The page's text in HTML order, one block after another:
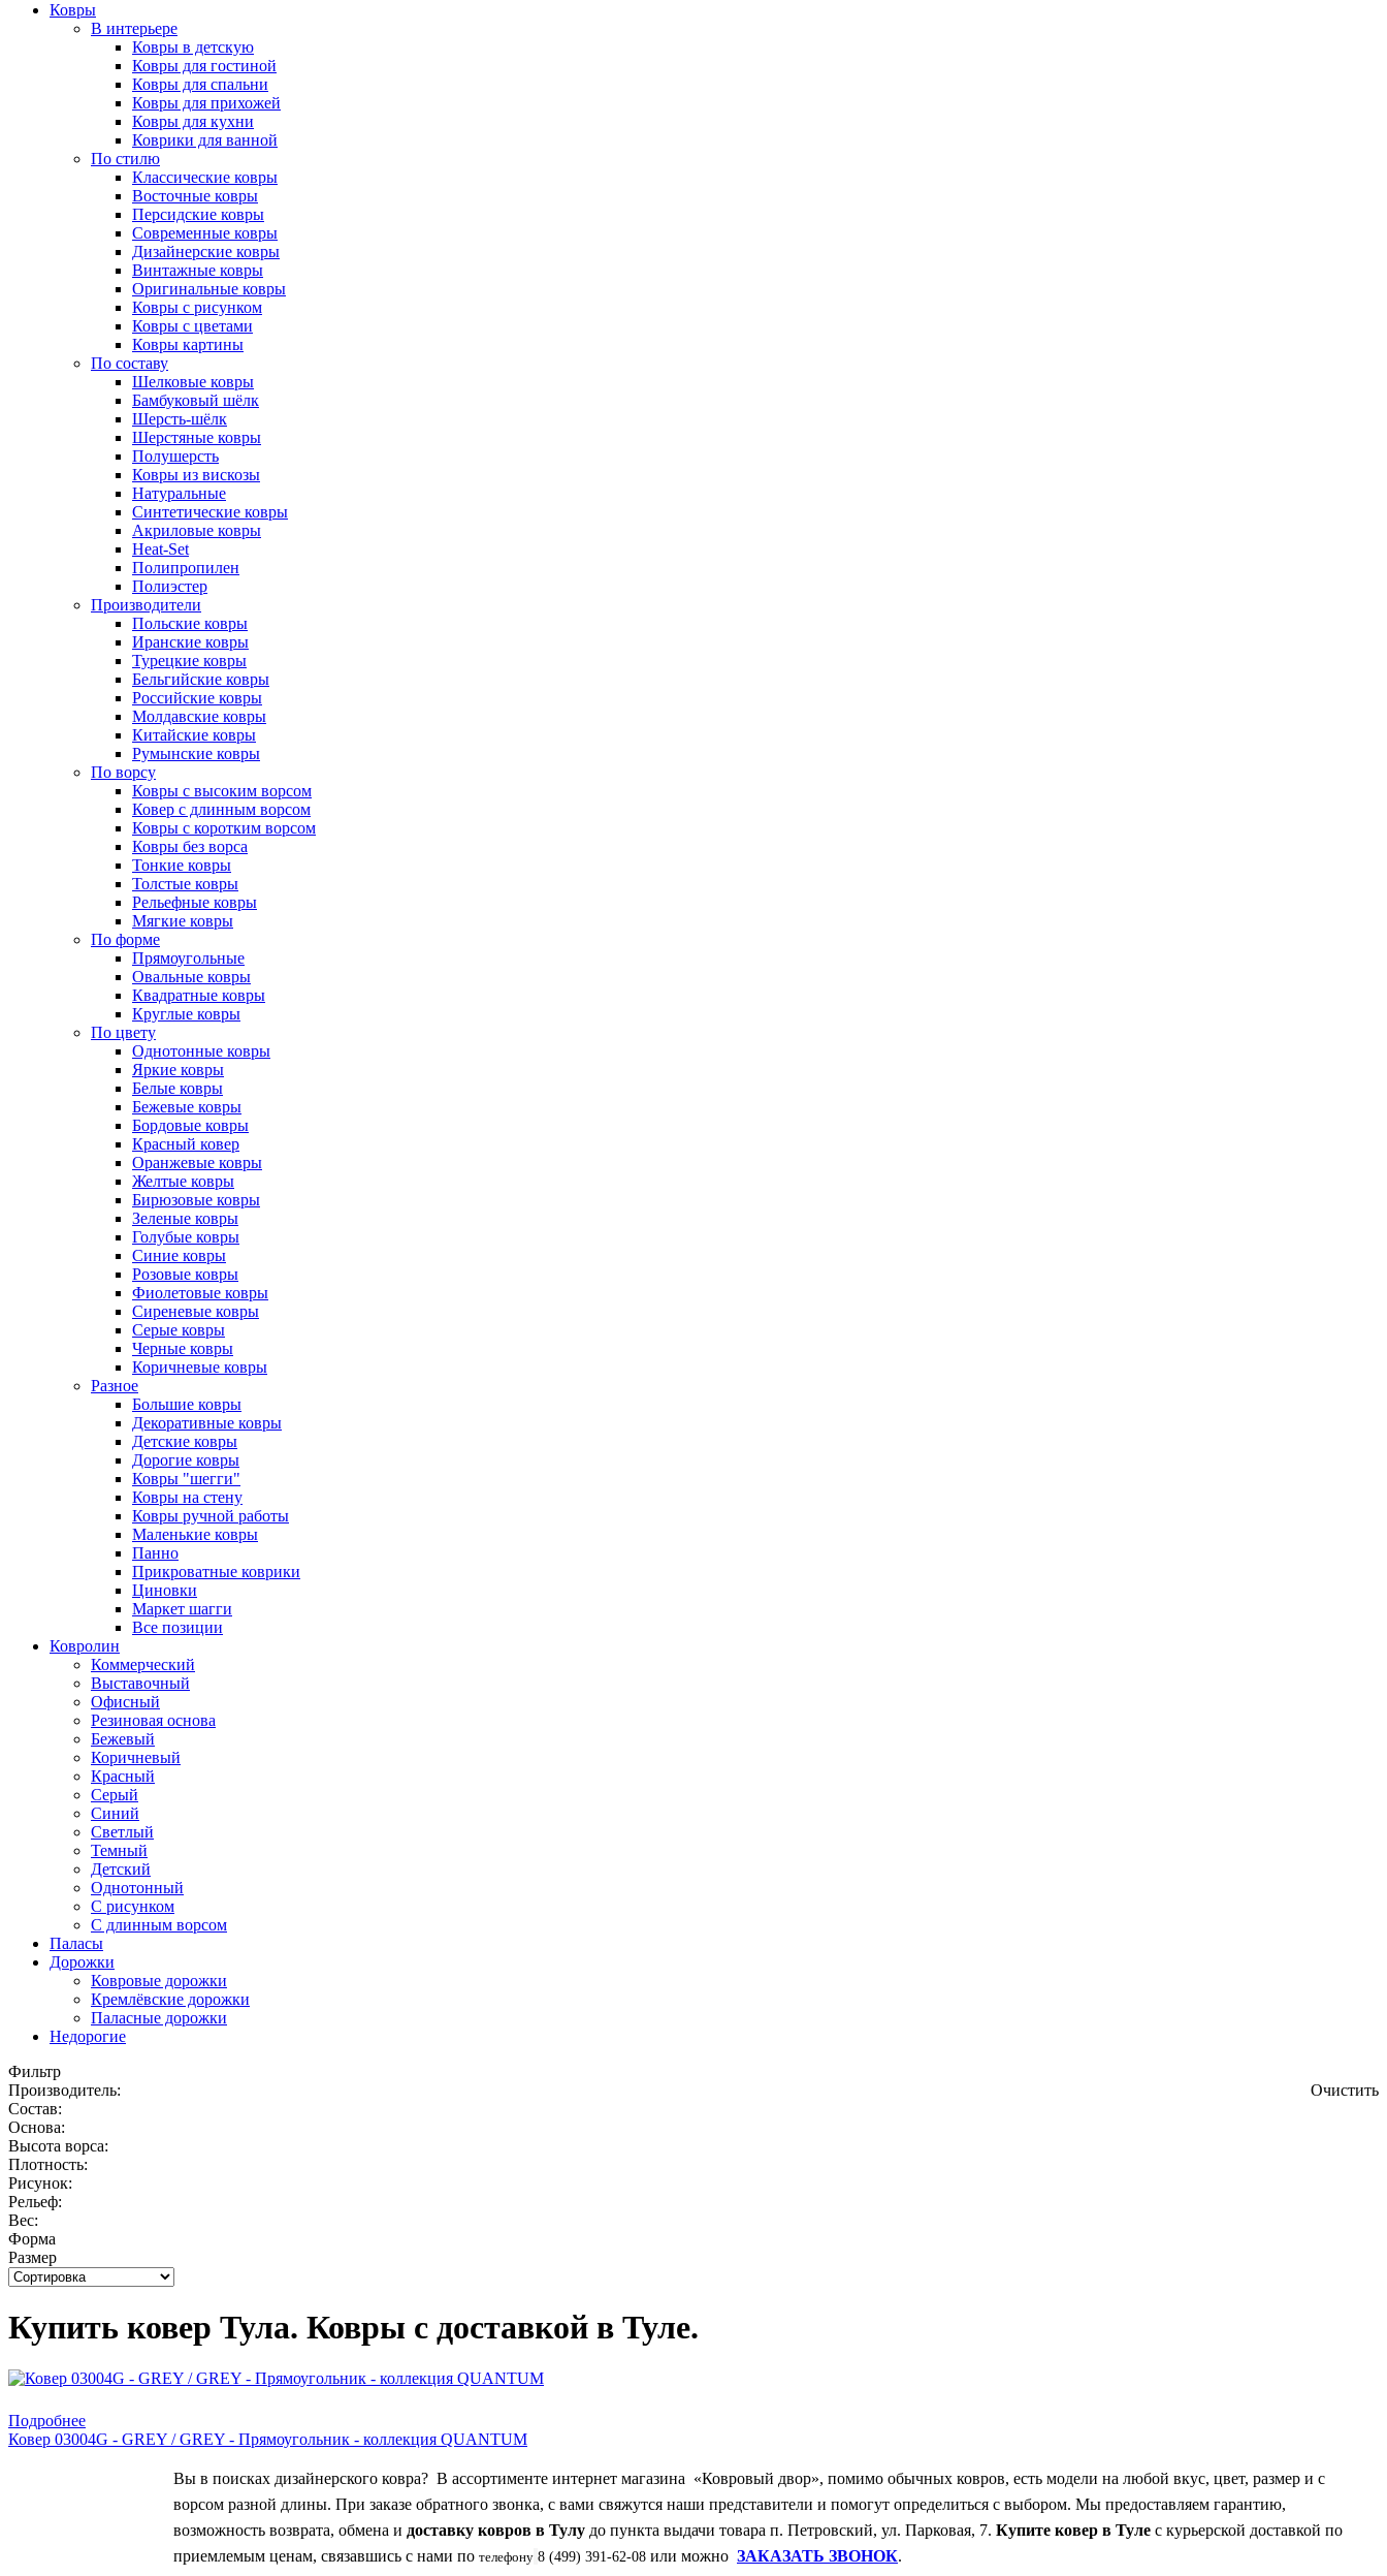
Ковры
В интерьере
Ковры в детскую
Ковры для гостиной
Ковры для спальни
Ковры для прихожей
Ковры для кухни
Коврики для ванной
По стилю
Классические ковры
Восточные ковры
Персидские ковры
Современные ковры
Дизайнерские ковры
Винтажные ковры
Оригинальные ковры
Ковры с рисунком
Ковры с цветами
Ковры картины
По составу
Шелковые ковры
Бамбуковый шёлк
Шерсть-шёлк
Шерстяные ковры
Полушерсть
Ковры из вискозы
Натуральные
Синтетические ковры
Акриловые ковры
Heat-Set
Полипропилен
Полиэстер
Производители
Польские ковры
Иранские ковры
Турецкие ковры
Бельгийские ковры
Российские ковры
Молдавские ковры
Китайские ковры
Румынские ковры
По ворсу
Ковры с высоким ворсом
Ковер с длинным ворсом
Ковры с коротким ворсом
Ковры без ворса
Тонкие ковры
Толстые ковры
Рельефные ковры
Мягкие ковры
По форме
Прямоугольные
Овальные ковры
Квадратные ковры
Круглые ковры
По цвету
Однотонные ковры
Яркие ковры
Белые ковры
Бежевые ковры
Бордовые ковры
Красный ковер
Оранжевые ковры
Желтые ковры
Бирюзовые ковры
Зеленые ковры
Голубые ковры
Синие ковры
Розовые ковры
Фиолетовые ковры
Сиреневые ковры
Серые ковры
Черные ковры
Коричневые ковры
Разное
Большие ковры
Декоративные ковры
Детские ковры
Дорогие ковры
Ковры "шегги"
Ковры на стену
Ковры ручной работы
Маленькие ковры
Панно
Прикроватные коврики
Циновки
Маркет шагги
Все позиции
Ковролин
Коммерческий
Выставочный
Офисный
Резиновая основа
Бежевый
Коричневый
Красный
Серый
Синий
Светлый
Темный
Детский
Однотонный
С рисунком
С длинным ворсом
Паласы
Дорожки
Ковровые дорожки
Кремлёвские дорожки
Паласные дорожки
Недорогие
Фильтр
Очистить
Производитель:
Состав:
Основа:
Высота ворса:
Плотность:
Рисунок:
Рельеф:
Вес:
Форма
Размер
Купить ковер Тула. Ковры с доставкой в Туле.
Подробнее
Ковер 03004G - GREY / GREY - Прямоугольник - коллекция QUANTUM
Вы в поисках дизайнерского ковра? В ассортименте интернет магазина «Ковровый двор», помимо обычных ковров, есть модели на любой вкус, цвет, размер и с
ворсом разной длины. При заказе обратного звонка, с вами свяжутся наши представители и помогут определиться с выбором. Мы предоставляем гарантию,
возможность возврата, обмена и доставку ковров в Тулу до пункта выдачи товара п. Петровский, ул. Парковая, 7. Купите ковер в Туле с курьерской доставкой по
приемлемым ценам, связавшись с нами по телефону 8 (499) 391-62-08 или можно ЗАКАЗАТЬ ЗВОНОК.